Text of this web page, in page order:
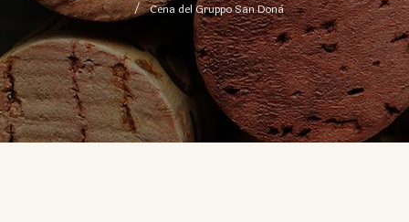
Cena del Gruppo San Donà